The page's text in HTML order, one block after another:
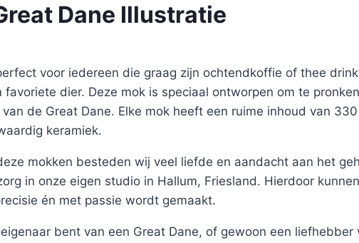
Dane Illustratie
voor iedereen die graag zijn ochtendkoffie of thee
favoriete dier. Deze mok is speciaal ontworpen om te
de Great Dane. Elke mok heeft een ruime inhoud van
keramiek.
mokken besteden wij veel liefde en aandacht aan het
in onze eigen studio in Hallum, Friesland. Hierdoor
én met passie wordt gemaakt.
bent van een Great Dane, of gewoon een liefhebber